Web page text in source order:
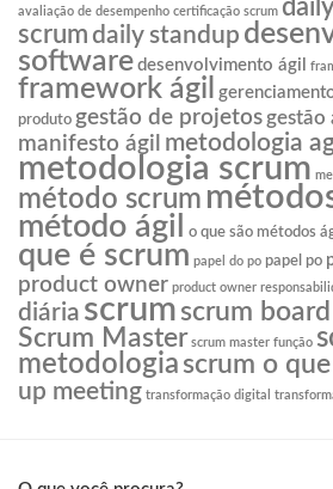
avaliação de desempenho certificação scrum
scrumdaily standup
software desenvolvimento ágil
framework ágil
produto gestão de projetos gestão
manifesto ágil metodologia
metodologia scrum
método scrum
método ágil o que são métodos
que é scrum papel do po papel po
product owner product owner
diária scrum scrum board
Scrum Master scrum master função
metodologia scrum o
up meeting transformação digital